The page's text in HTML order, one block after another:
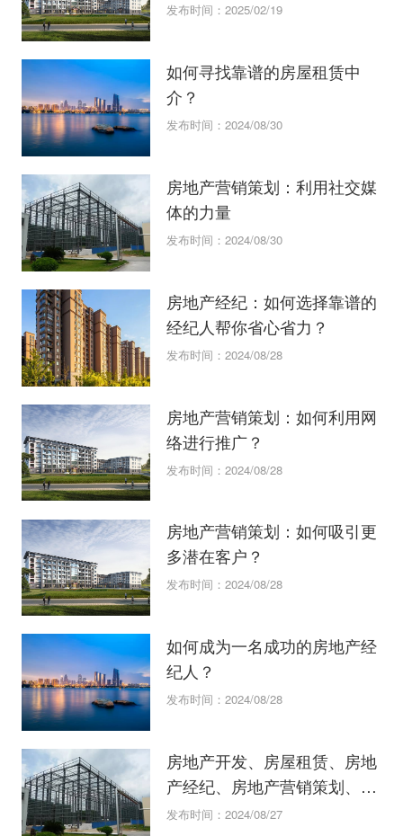
发布时间：2025/02/19
如何寻找靠谱的房屋租赁中
介？
发布时间：2024/08/30
房地产营销策划：利用社交媒
体的力量
发布时间：2024/08/30
房地产经纪：如何选择靠谱的
经纪人帮你省心省力？
发布时间：2024/08/28
房地产营销策划：如何利用网
络进行推广？
发布时间：2024/08/28
房地产营销策划：如何吸引更
多潜在客户？
发布时间：2024/08/28
如何成为一名成功的房地产经
纪人？
发布时间：2024/08/28
房地产开发、房屋租赁、房地
产经纪、房地产营销策划、物
业管理全
发布时间：2024/08/27